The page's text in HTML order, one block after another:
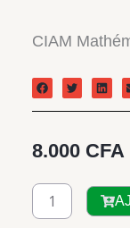
CIAM
8.000 CFA
quantité
de